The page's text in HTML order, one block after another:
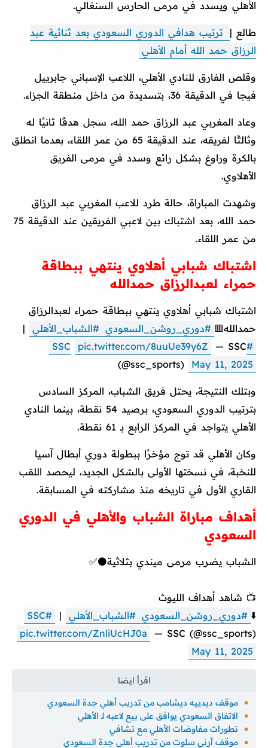
الأهلي ويسدد في مرمى الحارس السنغالي.
طالع |
ترتيب هدافي الدوري السعودي بعد ثنائية عبد
الرزاق حمد الله أمام الأهلي
وقلص الفارق للنادي الأهلي، اللاعب الإسباني جابرييل
فيجا في الدقيقة 36، بتسديدة من داخل منطقة الجزاء.
وعاد المغربي عبد الرزاق حمد الله، سجل هدفًا ثانيًا له
وثالثًا لفريقه، عند الدقيقة 65 من عمر اللقاء، بعدما انطلق
بالكرة وراوغ بشكل رائع وسدد في مرمى الفريق
الأهلاوي.
وشهدت المباراة، حالة طرد للاعب المغربي عبد الرزاق
حمد الله، بعد اشتباك بين لاعبي الفريقين عند الدقيقة 75
من عمر اللقاء.
اشتباك شبابي أهلاوي ينتهي ببطاقة
حمراء لعبدالرزاق حمدالله
اشتباك شبابي أهلاوي ينتهي ببطاقة حمراء لعبدالرزاق
حمدالله🟥 #دوري_روشن_السعودي #الشباب_الأهلي
|
#SSC
pic.twitter.com/8uuUe39y6Z
— SSC
(@ssc_sports)
May 11, 2025
وبتلك النتيجة، يحتل فريق الشباب، المركز السادس
بترتيب الدوري السعودي، برصيد 54 نقطة، بينما النادي
الأهلي يتواجد في المركز الرابع بـ 61 نقطة.
وكان الأهلي قد توج مؤخرًا ببطولة دوري أبطال آسيا
للنخبة، في نسختها الأولى بالشكل الجديد، ليحصد اللقب
القاري الأول في تاريخه منذ مشاركته في المسابقة.
أهداف مباراة الشباب والأهلي في الدوري
السعودي
الشباب يضرب مرمى ميندي بثلاثية⚫✅
📺 شاهد أهداف الليوث
⬇️ #دوري_روشن_السعودي #الشباب_الأهلي |
#SSC
pic.twitter.com/ZnliUcHJ0a
— SSC (@ssc_sports)
May 11, 2025
موقف ديدييه ديشامب من تدريب أهلي جدة السعودي
الاتفاق السعودي يوافق على بيع لاعبه لـ الأهلي
تطورات مفاوضات الأهلي مع تشافي
موقف آرني سلوت من تدريب أهلي جدة السعودي